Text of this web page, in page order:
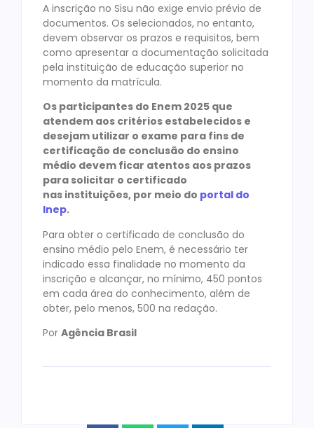
A inscrição no Sisu não exige envio prévio de
documentos. Os selecionados, no entanto,
devem observar os prazos e requisitos, bem
como apresentar a documentação solicitada
pela instituição de educação superior no
momento da matrícula.
Os participantes do Enem 2025 que
atendem aos critérios estabelecidos e
desejam utilizar o exame para fins de
certificação de conclusão do ensino
médio devem ficar atentos aos prazos
para solicitar o certificado
nas instituições, por meio do portal do
Inep.
Para obter o certificado de conclusão do
ensino médio pelo Enem, é necessário ter
indicado essa finalidade no momento da
inscrição e alcançar, no mínimo, 450 pontos
em cada área do conhecimento, além de
obter, pelo menos, 500 na redação.
Por Agência Brasil